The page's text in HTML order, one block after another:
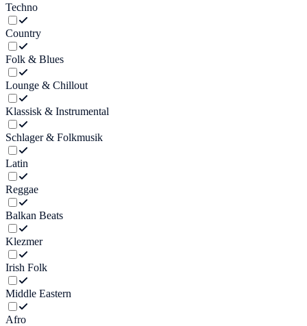
Techno
Country
Folk & Blues
Lounge & Chillout
Klassisk & Instrumental
Schlager & Folkmusik
Latin
Reggae
Balkan Beats
Klezmer
Irish Folk
Middle Eastern
Afro